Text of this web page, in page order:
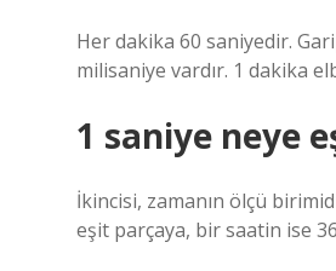
Her dakika 60 saniyedir.
milisaniye vardır. 1 dakika
1 saniye neye
İkincisi, zamanın ölçü
eşit parçaya, bir saatin ise